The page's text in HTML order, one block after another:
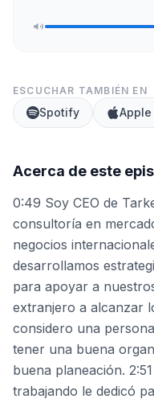
ESCUCHAR TAMBIÉN EN
Spotify
Acerca de este
0:49 Soy CEO de
consultoría en
negocios
desarrollamos
para apoyar a
extranjero a alcanzar
considero una
tener una buena
buena planeación.
trabajando le dedicó